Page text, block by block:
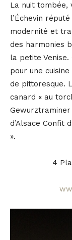
La nuit tombée,
l’Échevin
modernité et
des harmonies
la petite
pour une
de pittoresque.
canard « au
d’Alsace Confit
».
4